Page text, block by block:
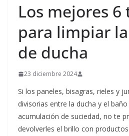
Los mejores 6
para limpiar
de ducha
23 diciembre 2024
Si los paneles, bisagras, rieles y
divisorias entre la ducha y el
acumulación de suciedad, no te
devolverles el brillo con